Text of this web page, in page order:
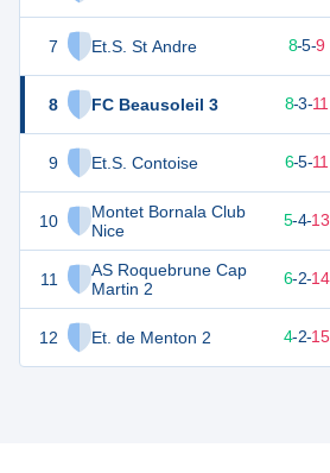
7 Et.S. St Andre
8 FC Beausoleil 3
9 Et.S. Contoise
10
Montet Bornala Club
Nice
11
AS Roquebrune Cap
Martin 2
12 Et. de Menton 2
8-5-9
27 8-3-11
6-5-11
19 5-4-13
19 6-2-14
12 4-2-15